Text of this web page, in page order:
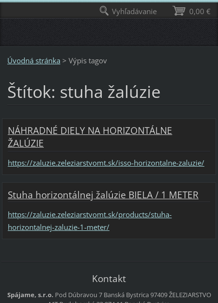
Úvodná stránka > Výpis tagov
Štítok: stuha žalúzie
NÁHRADNÉ DIELY NA HORIZONTÁLNE
ŽALÚZIE
https://zaluzie.zeleziarstvomt.sk/isso-horizontalne-zaluzie/
Stuha horizontálnej žalúzie BIELA / 1 METER
https://zaluzie.zeleziarstvomt.sk/products/stuha-
horizontalnej-zaluzie-1-meter/
Kontakt
Spájame, s.r.o. Pod Dúbravou 7Banská Bystrica 97409ŽELEZIARSTVO
0,00 €
Vyhľadávanie